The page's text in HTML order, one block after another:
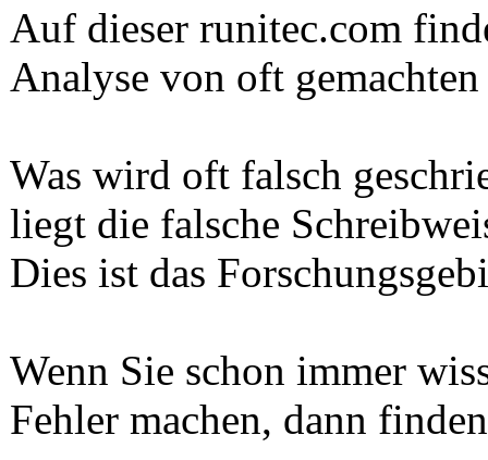
Auf dieser runitec.com
Analyse von oft
Was wird oft falsch
liegt die falsche
Dies ist das
Wenn Sie schon immer
Fehler machen, dann